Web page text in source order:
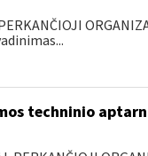
techninio